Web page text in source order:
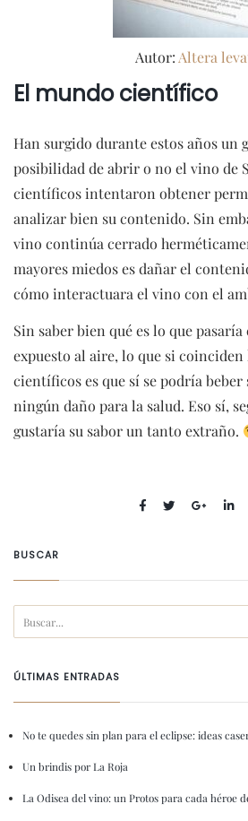
Autor: Altera
El mundo científico
Han surgido durante estos años un
posibilidad de abrir o no el vino de
científicos intentaron obtener
analizar bien su contenido. Sin
vino continúa cerrado
mayores miedos es dañar el
cómo interactuara el vino con el
Sin saber bien qué es lo que
expuesto al aire, lo que si
científicos es que sí se podría beber
ningún daño para la salud. Eso sí,
gustaría su sabor un tanto extraño.
BUSCAR
ÚLTIMAS ENTRADAS
No te quedes sin plan para el eclipse: ideas
Un brindis por La Roja
La Odisea del vino: un Protos para cada héroe